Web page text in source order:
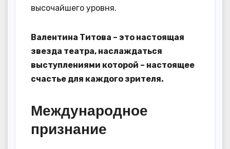
высочайшего уровня.
Валентина Титова – это настоящая
звезда театра, наслаждаться
выступлениями которой – настоящее
счастье для каждого зрителя.
Международное
признание